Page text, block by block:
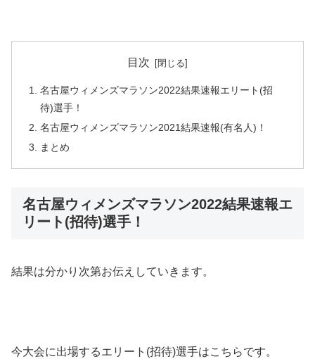
目次
名古屋ウィメンズマラソン2022結果速報エリート(招
待)選手！
名古屋ウィメンズマラソン2021結果速報(有名人)！
まとめ
名古屋ウィメンズマラソン2022結果速報エ
リート(招待)選手！
結果は分かり次第お伝えしていきます。
今大会に出場するエリート(招待)選手はこちらです。